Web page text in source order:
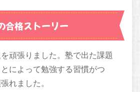
合格ストーリー
頑張りました。塾で出た課題
によって勉強する習慣がつ
れました。